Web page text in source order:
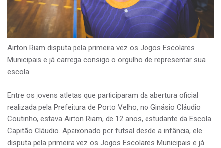
Airton Riam disputa pela primeira vez os Jogos Escolares
Municipais e já carrega consigo o orgulho de representar sua
escola
Entre os jovens atletas que participaram da abertura oficial
realizada pela Prefeitura de Porto Velho, no Ginásio Cláudio
Coutinho, estava Airton Riam, de 12 anos, estudante da Escola
Capitão Cláudio. Apaixonado por futsal desde a infância, ele
disputa pela primeira vez os Jogos Escolares Municipais e já